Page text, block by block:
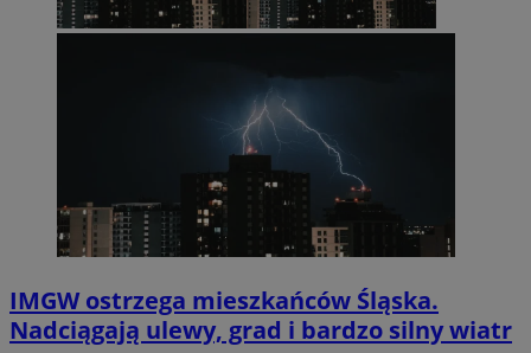
IMGW ostrzega mieszkańców Śląska.
Nadciągają ulewy, grad i bardzo silny wiatr